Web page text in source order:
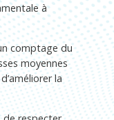
à
comptage du
moyennes
la